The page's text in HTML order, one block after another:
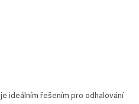
je ideálním řešením pro odhalování